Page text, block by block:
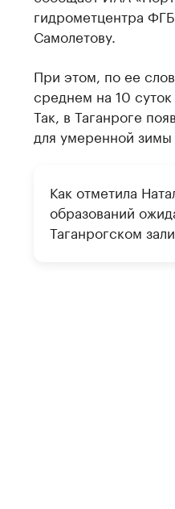
гидрометцентра
Самолетову.
При этом, по ее
среднем на 10
Так, в Таганроге
для умеренной зимы
Как отметила
образований
Таганрогском